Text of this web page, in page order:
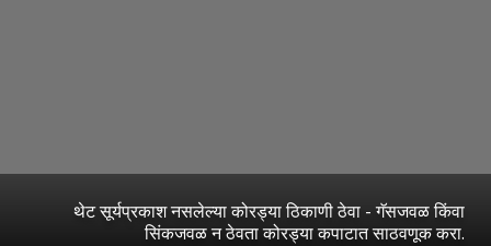
थेट सूर्यप्रकाश नसलेल्या कोरड्या ठिकाणी ठेवा - गॅसजवळ किंवा
सिंकजवळ न ठेवता कोरड्या कपाटात साठवणूक करा.